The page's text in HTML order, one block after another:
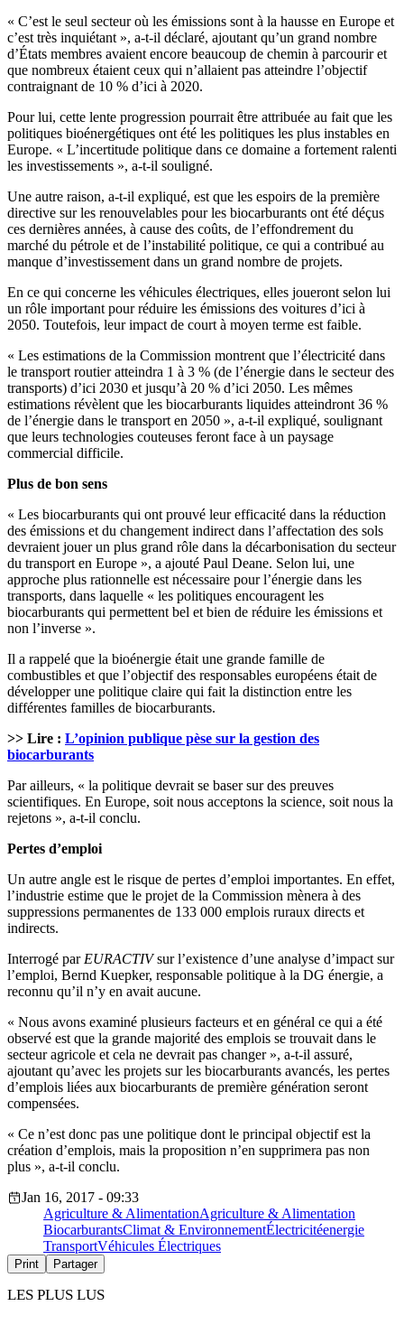
« C’est le seul secteur où les émissions sont à la hausse en Europe et
c’est très inquiétant », a-t-il déclaré, ajoutant qu’un grand nombre
d’États membres avaient encore beaucoup de chemin à parcourir et
que nombreux étaient ceux qui n’allaient pas atteindre l’objectif
contraignant de 10 % d’ici à 2020.
Pour lui, cette lente progression pourrait être attribuée au fait que les
politiques bioénergétiques ont été les politiques les plus instables en
Europe. « L’incertitude politique dans ce domaine a fortement ralenti
les investissements », a-t-il souligné.
Une autre raison, a-t-il expliqué, est que les espoirs de la première
directive sur les renouvelables pour les biocarburants ont été déçus
ces dernières années, à cause des coûts, de l’effondrement du
marché du pétrole et de l’instabilité politique, ce qui a contribué au
manque d’investissement dans un grand nombre de projets.
En ce qui concerne les véhicules électriques, elles joueront selon lui
un rôle important pour réduire les émissions des voitures d’ici à
2050. Toutefois, leur impact de court à moyen terme est faible.
« Les estimations de la Commission montrent que l’électricité dans
le transport routier atteindra 1 à 3 % (de l’énergie dans le secteur des
transports) d’ici 2030 et jusqu’à 20 % d’ici 2050. Les mêmes
estimations révèlent que les biocarburants liquides atteindront 36 %
de l’énergie dans le transport en 2050 », a-t-il expliqué, soulignant
que leurs technologies couteuses feront face à un paysage
commercial difficile.
Plus de bon sens
« Les biocarburants qui ont prouvé leur efficacité dans la réduction
des émissions et du changement indirect dans l’affectation des sols
devraient jouer un plus grand rôle dans la décarbonisation du secteur
du transport en Europe », a ajouté Paul Deane. Selon lui, une
approche plus rationnelle est nécessaire pour l’énergie dans les
transports, dans laquelle « les politiques encouragent les
biocarburants qui permettent bel et bien de réduire les émissions et
non l’inverse ».
Il a rappelé que la bioénergie était une grande famille de
combustibles et que l’objectif des responsables européens était de
développer une politique claire qui fait la distinction entre les
différentes familles de biocarburants.
>> Lire : L’opinion publique pèse sur la gestion des
biocarburants
Par ailleurs, « la politique devrait se baser sur des preuves
scientifiques. En Europe, soit nous acceptons la science, soit nous la
rejetons », a-t-il conclu.
Pertes d’emploi
Un autre angle est le risque de pertes d’emploi importantes. En effet,
l’industrie estime que le projet de la Commission mènera à des
suppressions permanentes de 133 000 emplois ruraux directs et
indirects.
Interrogé par EURACTIVsur l’existence d’une analyse d’impact sur
l’emploi, Bernd Kuepker, responsable politique à la DG énergie, a
reconnu qu’il n’y en avait aucune.
« Nous avons examiné plusieurs facteurs et en général ce qui a été
observé est que la grande majorité des emplois se trouvait dans le
secteur agricole et cela ne devrait pas changer », a-t-il assuré,
ajoutant qu’avec les projets sur les biocarburants avancés, les pertes
d’emplois liées aux biocarburants de première génération seront
compensées.
« Ce n’est donc pas une politique dont le principal objectif est la
création d’emplois, mais la proposition n’en supprimera pas non
plus », a-t-il conclu.
Jan 16, 2017 - 09:33
Agriculture & AlimentationAgriculture & Alimentation
BiocarburantsClimat & EnvironnementÉlectricitéenergie
TransportVéhicules Électriques
Print Partager
LES PLUS LUS